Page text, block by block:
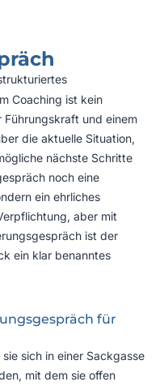
Coaching ist kein
Führungskraft und einem
die aktuelle Situation,
nächste Schritte
noch eine
ein ehrliches
aber mit
ist der
ein klar benanntes
für
sich in einer Sackgasse
mit dem sie offen